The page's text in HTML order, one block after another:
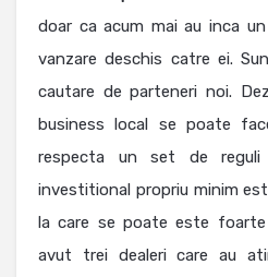
doar ca acum mai au inca
vanzare deschis catre ei.
cautare de parteneri noi.
business local se poate
respecta un set de reguli
investitional propriu minim
la care se poate este
avut trei dealeri care au